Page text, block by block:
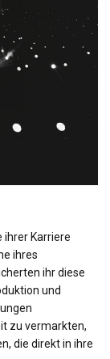
ihrer Karriere
ihres
ihr diese
und
zu vermarkten,
die direkt in ihre